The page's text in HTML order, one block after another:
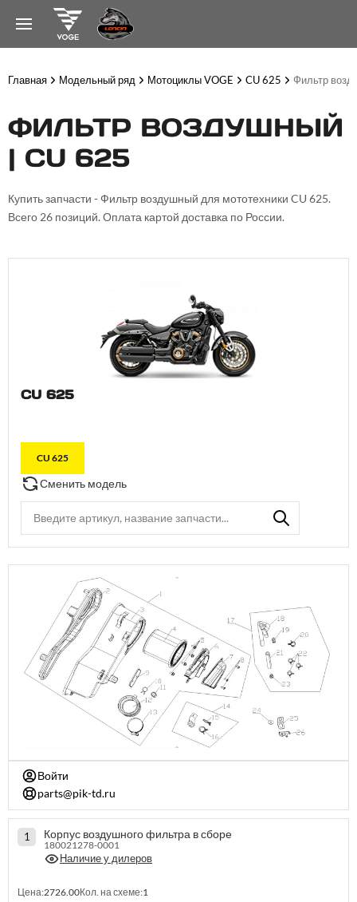
Главная Модельный ряд Мотоциклы VOGE CU 625 Фильтр
ФИЛЬТР ВОЗДУШНЫЙ
| CU 625
Купить запчасти - Фильтр воздушный для мототехники CU 625.
Всего 26 позиций. Оплата картой доставка по России.
CU 625
CU 625
Сменить модель
Войти
parts@pik-td.ru
1 Корпус воздушного фильтра в сборе
180021278-0001
Наличие у дилеров
Цена:2726.00Кол. на схеме:1